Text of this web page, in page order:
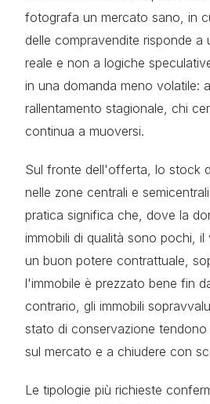
fotografa un mercato sano, in
delle compravendite risponde a
reale e non a logiche
in una domanda meno volatile:
rallentamento stagionale, chi
continua a muoversi.
Sul fronte dell'offerta, lo stock
nelle zone centrali e
pratica significa che, dove la
immobili di qualità sono pochi, il
un buon potere contrattuale,
l'immobile è prezzato bene fin
contrario, gli immobili
stato di conservazione
sul mercato e a chiudere con
Le tipologie più richieste